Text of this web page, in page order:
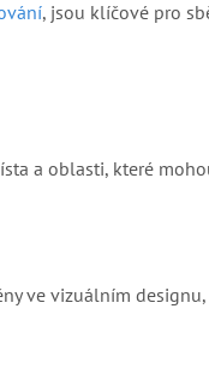
, jsou klíčové pro
a oblasti, které
ve vizuálním